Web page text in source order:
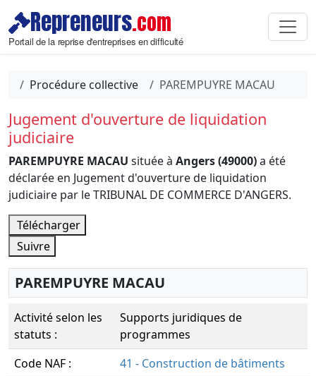
Repreneurs.com
Portail de la reprise d'entreprises en difficulté
Procédure collective PAREMPUYRE MACAU
Jugement d'ouverture de liquidation
judiciaire
PAREMPUYRE MACAU située à Angers (49000)a été
déclarée en Jugement d'ouverture de liquidation
judiciaire par le TRIBUNAL DE COMMERCE D'ANGERS.
Télécharger
Suivre
PAREMPUYRE MACAU
Activité selon les
statuts :
Supports juridiques de
programmes
Code NAF :
41 - Construction de bâtiments